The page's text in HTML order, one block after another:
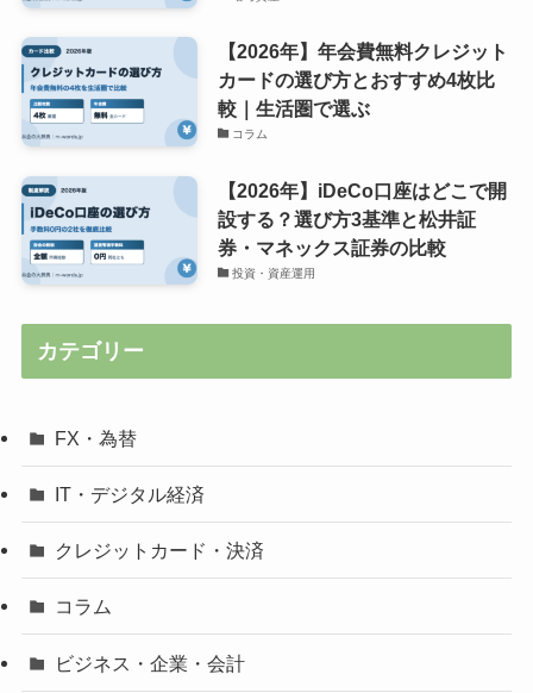
【2026年】年会費無料クレジット
カードの選び方とおすすめ4枚比
較｜生活圏で選ぶ
コラム
【2026年】iDeCo口座はどこで開
設する？選び方3基準と松井証
券・マネックス証券の比較
投資・資産運用
カテゴリー
FX・為替
IT・デジタル経済
クレジットカード・決済
コラム
ビジネス・企業・会計